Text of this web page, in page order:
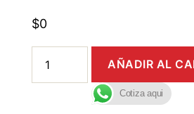
$0
AÑADIR AL
Cotiza aqui